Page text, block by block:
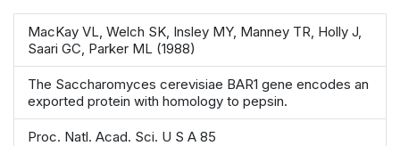
NORMAMED SERVICE
Ärztehaus Mitte,In den Ministergärten 1,
10117 Berlin
49 30 212 34 36 300
service@normamed.com
MacKay VL, Welch SK, Insley MY, Manney TR, Holly J,
Saari GC, Parker ML (1988)
The Saccharomyces cerevisiae BAR1 gene encodes an
exported protein with homology to pepsin.
Proc. Natl. Acad. Sci. U S A 85